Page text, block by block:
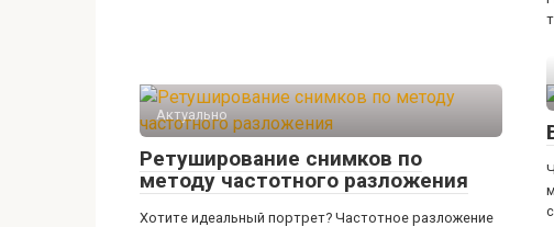
Актуально
Ретуширование снимков по
методу частотного разложения
Хотите идеальный портрет? Частотное разложение